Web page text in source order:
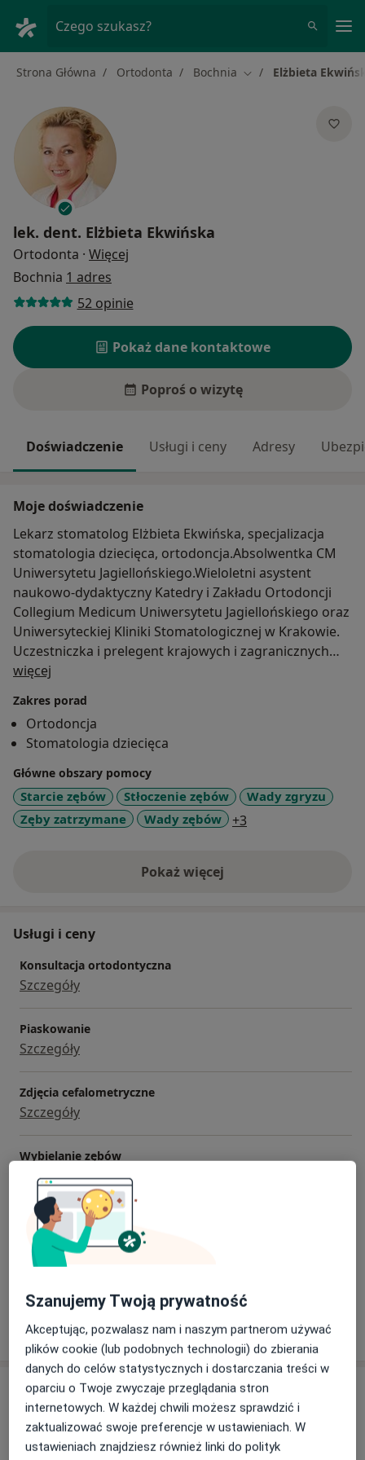
Czego szukasz?
Strona Główna Ortodonta Bochnia Zmień miasto
Elżbieta
lek. dent. Elżbieta Ekwińska
Ortodonta · Więcej
Bochnia 1 adres
52 opinie
Pokaż dane kontaktowe
Poproś o wizytę
Doświadczenie Usługi i ceny Adresy
Moje doświadczenie
Lekarz stomatolog Elżbieta Ekwińska, specjalizacja
stomatologia dziecięca, ortodoncja.Absolwentka CM
Uniwersytetu Jagiellońskiego.Wieloletni asystent
naukowo-dydaktyczny Katedry i Zakładu Ortodoncji
Collegium Medicum Uniwersytetu Jagiellońskiego oraz
Uniwersyteckiej Kliniki Stomatologicznej w Krakowie.
Uczestniczka i prelegent krajowych i zagranicznych
sympozjów i konferencji naukowych z zakresu
rozwojowego. Aktywny Członek Polskiego
Towarzystwa Stomatologicznego (PTS), sekcji
ortodontycznej krakowskiego oddziału PTS, oraz
Polskiego Towarzystwa Ortodontycznego.
więcej
Zakres porad
Ortodoncja
Stomatologia dziecięca
Główne obszary pomocy
Starcie zębów Stłoczenie zębów
Wady zgryzu
Zęby zatrzymane
Wady zębów +3
Pokaż więcejo doświadczeniu
Usługi i ceny
Konsultacja ortodontyczna
Szczegóły
Piaskowanie
Szczegóły
Zdjęcia cefalometryczne
Szczegóły
Wybielanie zębów
Szczegóły
Usuwanie zębów
Szczegóły
W jaki sposób ustalane są ceny?
Adres
EMIDENT
Sądecka 12,32-700Bochnia
Szanujemy Twoją prywatność
Akceptując, pozwalasz nam i naszym partnerom używać
plików cookie (lub podobnych technologii) do zbierania
danych do celów statystycznych i dostarczania treści w
oparciu o Twoje zwyczaje przeglądania stron
internetowych. W każdej chwili możesz sprawdzić i
zaktualizować swoje preferencje w ustawieniach. W
ustawieniach znajdziesz również linki do polityk